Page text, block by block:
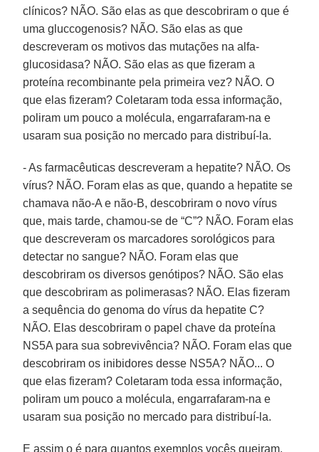
clínicos? NÃO. São elas as que descobriram o que é
uma gluccogenosis? NÃO. São elas as que
descreveram os motivos das mutações na alfa-
glucosidasa? NÃO. São elas as que fizeram a
proteína recombinante pela primeira vez? NÃO. O
que elas fizeram? Coletaram toda essa informação,
poliram um pouco a molécula, engarrafaram-na e
usaram sua posição no mercado para distribuí-la.
- As farmacêuticas descreveram a hepatite? NÃO. Os
vírus? NÃO. Foram elas as que, quando a hepatite se
chamava não-A e não-B, descobriram o novo vírus
que, mais tarde, chamou-se de “C”? NÃO. Foram elas
que descreveram os marcadores sorológicos para
detectar no sangue? NÃO. Foram elas que
descobriram os diversos genótipos? NÃO. São elas
que descobriram as polimerasas? NÃO. Elas fizeram
a sequência do genoma do vírus da hepatite C?
NÃO. Elas descobriram o papel chave da proteína
NS5A para sua sobrevivência? NÃO. Foram elas que
descobriram os inibidores desse NS5A? NÃO... O
que elas fizeram? Coletaram toda essa informação,
poliram um pouco a molécula, engarrafaram-na e
usaram sua posição no mercado para distribuí-la.
E assim o é para quantos exemplos vocês queiram.